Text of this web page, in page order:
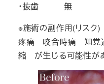
・抜歯 無
※施術の副作用(リスク)
疼痛 咬合時痛 知覚
縮 が生じる可能性が